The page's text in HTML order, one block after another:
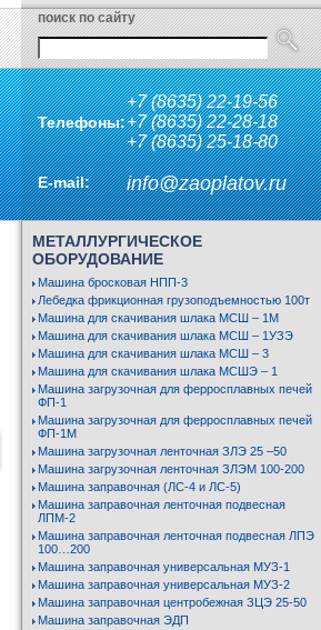
поиск по сайту
Телефоны:
+7 (8635) 22-19-56
+7 (8635) 22-28-18
+7 (8635) 25-18-80
E-mail: info@zaoplatov.ru
МЕТАЛЛУРГИЧЕСКОЕ
ОБОРУДОВАНИЕ
Машина бросковая НПП-3
Лебедка фрикционная грузоподъемностью 100т
Машина для скачивания шлака МСШ – 1М
Машина для скачивания шлака МСШ – 1УЗЭ
Машина для скачивания шлака МСШ – 3
Машина для скачивания шлака МСШЭ – 1
Машина загрузочная для ферросплавных печей
ФП-1
Машина загрузочная для ферросплавных печей
ФП-1М
Машина загрузочная ленточная ЗЛЭ 25 –50
Машина загрузочная ленточная ЗЛЭМ 100-200
Машина заправочная (ЛС-4 и ЛС-5)
Машина заправочная ленточная подвесная
ЛПМ-2
Машина заправочная ленточная подвесная ЛПЭ
100…200
Машина заправочная универсальная МУЗ-1
Машина заправочная универсальная МУЗ-2
Машина заправочная центробежная ЗЦЭ 25-50
Машина заправочная ЭДП